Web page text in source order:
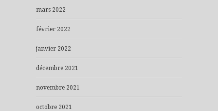
mars 2022
février 2022
janvier 2022
décembre 2021
novembre 2021
octobre 2021